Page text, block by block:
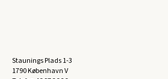
Staunings Plads 1-3
1790 København V